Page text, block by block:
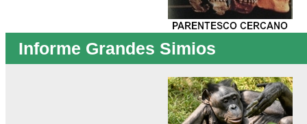
Informe Grandes Simios